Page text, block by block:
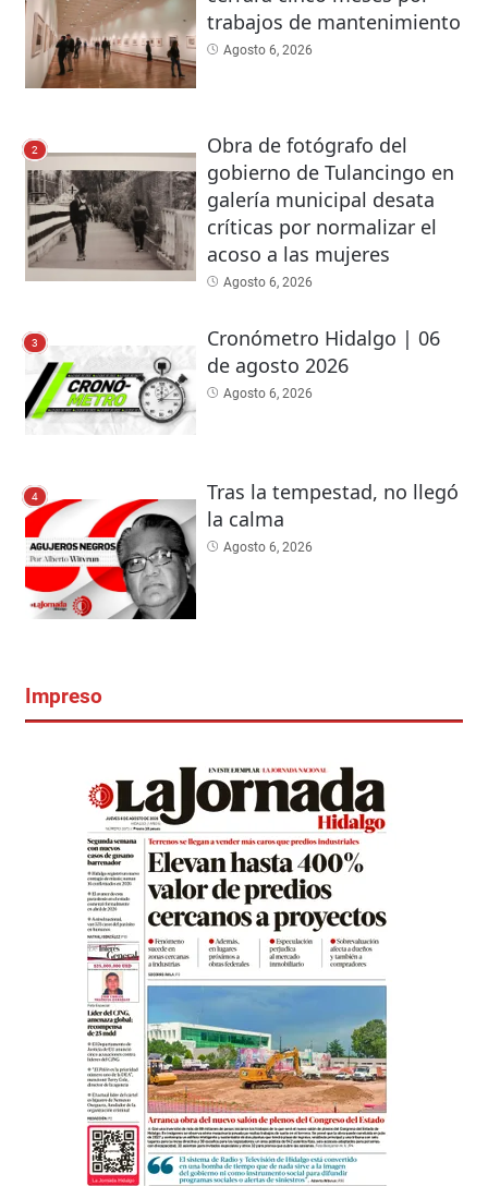
trabajos de mantenimiento
Agosto 6, 2026
2
Obra de fotógrafo del
gobierno de Tulancingo en
galería municipal desata
críticas por normalizar el
acoso a las mujeres
Agosto 6, 2026
3
Cronómetro Hidalgo | 06
de agosto 2026
Agosto 6, 2026
4
Tras la tempestad, no llegó
la calma
Agosto 6, 2026
Impreso